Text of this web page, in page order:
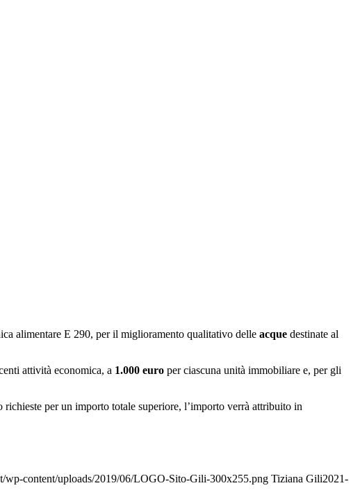
alimentare E 290, per il miglioramento qualitativo delle acque destinate al
attività economica, a 1.000 euro per ciascuna unità immobiliare e, per gli
per un importo totale superiore, l’importo verrà attribuito in
content/uploads/2019/06/LOGO-Sito-Gili-300x255.png Tiziana Gili2021-